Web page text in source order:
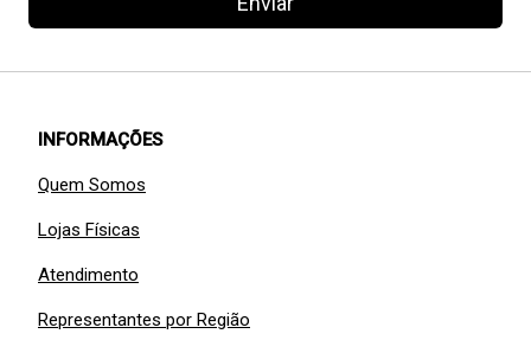
INFORMAÇÕES
Quem Somos
Lojas Físicas
Atendimento
Representantes por Região